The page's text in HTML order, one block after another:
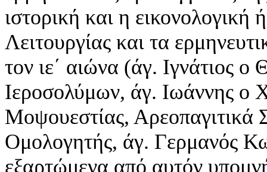
ιστορική και η
Λειτουργίας και τα
τον ιε΄ αιώνα (άγ. Ιγνάτιος
Ιεροσολύμων, άγ. Ιωάννης ο
Μοψουεστίας,
Ομολογητής, άγ. Γερμανός
εξαρτώμενα από αυτόν